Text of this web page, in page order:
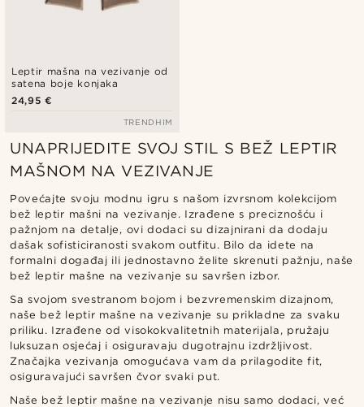
Leptir mašna na vezivanje od
satena boje konjaka
24,95 €
TRENDHIM
UNAPRIJEDITE SVOJ STIL S BEŽ LEPTIR
MAŠNOM NA VEZIVANJE
Povećajte svoju modnu igru s našom izvrsnom kolekcijom
bež leptir mašni na vezivanje. Izrađene s preciznošću i
pažnjom na detalje, ovi dodaci su dizajnirani da dodaju
dašak sofisticiranosti svakom outfitu. Bilo da idete na
formalni događaj ili jednostavno želite skrenuti pažnju, naše
bež leptir mašne na vezivanje su savršen izbor.
Sa svojom svestranom bojom i bezvremenskim dizajnom,
naše bež leptir mašne na vezivanje su prikladne za svaku
priliku. Izrađene od visokokvalitetnih materijala, pružaju
luksuzan osjećaj i osiguravaju dugotrajnu izdržljivost.
Značajka vezivanja omogućava vam da prilagodite fit,
osiguravajući savršen čvor svaki put.
Naše bež leptir mašne na vezivanje nisu samo dodaci, već